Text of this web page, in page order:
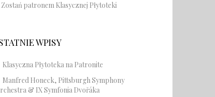
Zostań patronem Klasycznej Płytoteki
WPISY
Klasyczna Płytoteka na Patronite
Manfred Honeck, Pittsburgh Symphony
& IX Symfonia Dvořáka